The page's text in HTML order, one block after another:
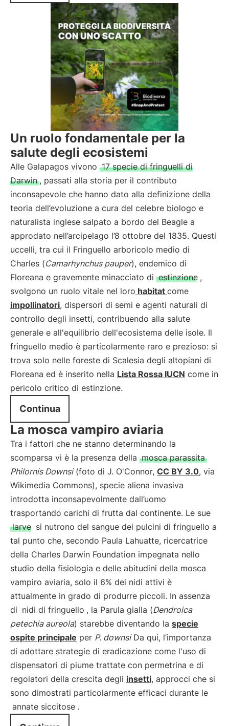
Un ruolo fondamentale per la
salute degli ecosistemi
Alle Galapagos vivono 17 specie di fringuelli di
Darwin , passati alla storia per il contributo
inconsapevole che hanno dato alla definizione della
teoria dell’evoluzione a cura del celebre biologo e
naturalista inglese salpato a bordo del Beagle a
approdato nell’arcipelago l’8 ottobre del 1835. Questi
uccelli, tra cui il Fringuello arboricolo medio di
Charles (Camarhynchus pauper), endemico di
Floreana e gravemente minacciato di estinzione ,
svolgono un ruolo vitale nel loro habitat come
impollinatori, dispersori di semi e agenti naturali di
controllo degli insetti, contribuendo alla salute
generale e all'equilibrio dell'ecosistema delle isole. Il
fringuello medio è particolarmente raro e prezioso: si
trova solo nelle foreste di Scalesia degli altopiani di
Floreana ed è inserito nella Lista Rossa IUCN come in
pericolo critico di estinzione.
Continua
La mosca vampiro aviaria
Tra i fattori che ne stanno determinando la
scomparsa vi è la presenza della mosca parassita
Philornis Downsi(foto di J. O'Connor, CC BY 3.0, via
Wikimedia Commons), specie aliena invasiva
introdotta inconsapevolmente dall’uomo
trasportando carichi di frutta dal continente. Le sue
larve si nutrono del sangue dei pulcini di fringuello a
tal punto che, secondo Paula Lahuatte, ricercatrice
della Charles Darwin Foundation impegnata nello
studio della fisiologia e delle abitudini della mosca
vampiro aviaria, solo il 6% dei nidi attivi è
attualmente in grado di produrre piccoli. In assenza
di nidi di fringuello , la Parula gialla (Dendroica
petechia aureola) starebbe diventando la specie
ospite principale per P. downsiDa qui, l’importanza
di adottare strategie di eradicazione come l'uso di
dispensatori di piume trattate con permetrina e di
regolatori della crescita degli insetti, approcci che si
sono dimostrati particolarmente efficaci durante le
annate siccitose .